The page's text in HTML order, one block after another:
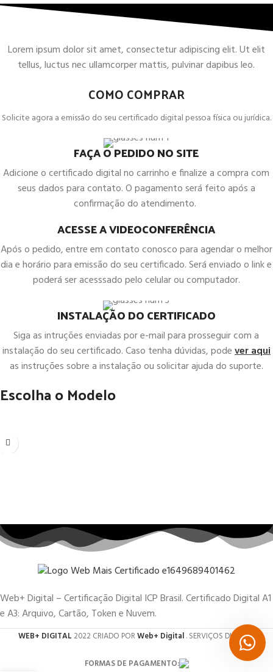
Lorem ipsum dolor sit amet, consectetur adipiscing elit. Ut elit
tellus, luctus nec ullamcorper mattis, pulvinar dapibus leo.
COMO COMPRAR
Solicite agora a emissão do seu certificado digital pessoa física ou jurídica.
FAÇA O PEDIDO NO SITE
Adicione o certificado digital no carrinho e finalize a compra com
seus dados para contato. O pagamento será feito após a
confirmação do atendimento.
ACESSE A VIDEOCONFERÊNCIA
Após o pedido, entre em contato conosco para agendar o melhor
dia e horário para emissão do seu certificado. Será enviado o link e
poderá ser acesssado pelo celular ou computador.
INSTALAÇÃO DO CERTIFICADO
Siga as intruções enviadas por e-mail para prosseguir com a
instalação do seu certificado. Caso tenha dúvidas, podever aqui
as instruções sobre a instalação ou solicitar ajuda do suporte.
Escolha o Modelo
Web+ Digital – Certificação Digital ICP Brasil. Certificado Digital A1
e A3: Arquivo, Cartão, Token e Nuvem.
WEB+ DIGITAL 2022 CRIADO PORWeb+ Digital. SERVIÇOS DIGITAIS.
FORMAS DE PAGAMENTO: